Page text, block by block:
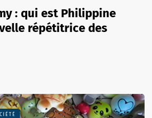
: qui est Philippine
répétitrice des